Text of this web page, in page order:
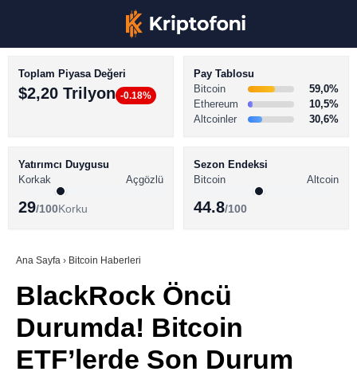
BİTCOİN HABERLERİ
ALTCOİN HABERLERİ
SÖZLÜK
Toplam Piyasa Değeri
$2,20 Trilyon -0.18%
Pay Tablosu
Bitcoin
59,0%
Ethereum
10,5%
Altcoinler
30,6%
Yatırımcı Duygusu
Korkak
Açgözlü
29/100Korku
Sezon Endeksi
Bitcoin
Altcoin
44.8/100
Ana Sayfa › Bitcoin Haberleri
BlackRock Öncü
Durumda! Bitcoin
ETF’lerde Son Durum